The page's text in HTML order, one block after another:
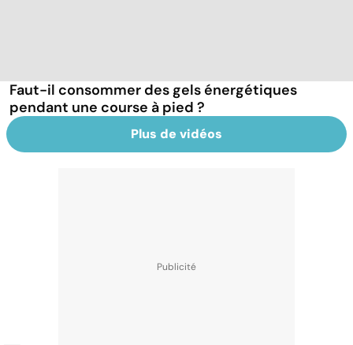
Faut-il consommer des gels énergétiques
pendant une course à pied ?
Plus de vidéos